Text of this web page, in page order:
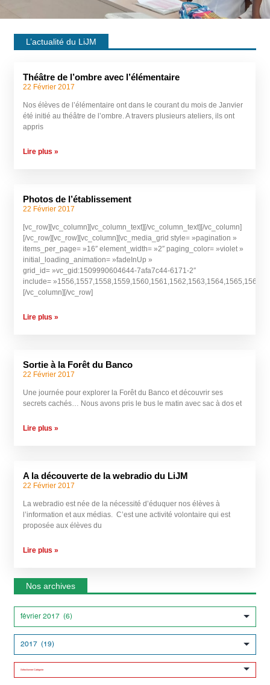
L’actualité du LiJM
Théâtre de l’ombre avec l’élémentaire
22 Février 2017
Nos élèves de l’élémentaire ont dans le courant du mois de Janvier
été initié au théâtre de l’ombre. A travers plusieurs ateliers, ils ont
appris
Lire plus »
Photos de l’établissement
22 Février 2017
[vc_row][vc_column][vc_column_text][/vc_column_text][/vc_column]
[/vc_row][vc_row][vc_column][vc_media_grid style= »pagination »
items_per_page= »16″ element_width= »2″ paging_color= »violet »
initial_loading_animation= »fadeInUp »
grid_id= »vc_gid:1509990604644-7afa7c44-6171-2″
include=
[/vc_column][/vc_row]
Lire plus »
Sortie à la Forêt du Banco
22 Février 2017
Une journée pour explorer la Forêt du Banco et découvrir ses
secrets cachés… Nous avons pris le bus le matin avec sac à dos et
Lire plus »
A la découverte de la webradio du LiJM
22 Février 2017
La webradio est née de la nécessité d’éduquer nos élèves à
l’information et aux médias. C’est une activité volontaire qui est
proposée aux élèves du
Lire plus »
Nos archives